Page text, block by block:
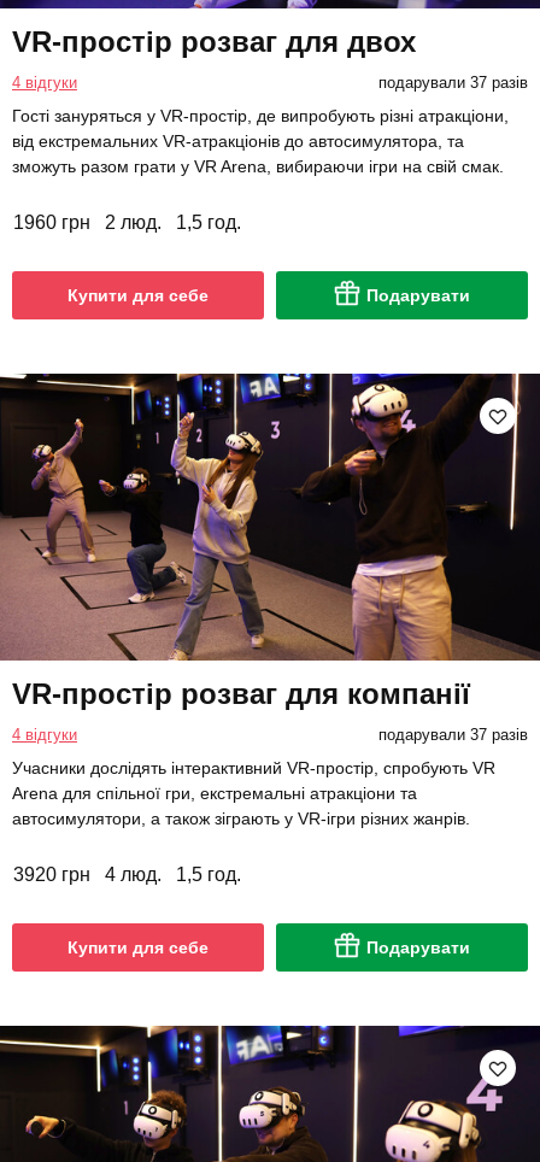
VR-простір розваг для двох
4 відгуки подарували 37 разів
Гості зануряться у VR-простір, де випробують різні атракціони,
від екстремальних VR-атракціонів до автосимулятора, та
зможуть разом грати у VR Arena, вибираючи ігри на свій смак.
1960 грн 2 люд. 1,5 год.
Купити для себе Подарувати
VR-простір розваг для компанії
4 відгуки подарували 37 разів
Учасники дослідять інтерактивний VR-простір, спробують VR
Arena для спільної гри, екстремальні атракціони та
автосимулятори, а також зіграють у VR-ігри різних жанрів.
3920 грн 4 люд. 1,5 год.
Купити для себе Подарувати